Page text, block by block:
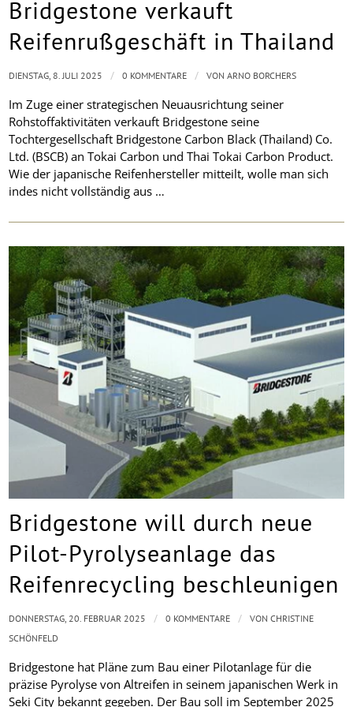
Bridgestone verkauft
Reifenrußgeschäft in Thailand
Im Zuge einer strategischen Neuausrichtung seiner
Rohstoffaktivitäten verkauft Bridgestone seine
Tochtergesellschaft Bridgestone Carbon Black (Thailand) Co.
Ltd. (BSCB) an Tokai Carbon und Thai Tokai Carbon Product.
Wie der japanische Reifenhersteller mitteilt, wolle man sich
indes nicht vollständig aus …
DIENSTAG, 8. JULI 2025 / 0 KOMMENTARE / VONARNO BORCHERS
Bridgestone will durch neue
Pilot-Pyrolyseanlage das
Reifenrecycling beschleunigen
Bridgestone hat Pläne zum Bau einer Pilotanlage für die
präzise Pyrolyse von Altreifen in seinem japanischen Werk in
Seki City bekannt gegeben. Der Bau soll im September 2025
DONNERSTAG, 20. FEBRUAR 2025 / 0 KOMMENTARE / VONCHRISTINE
SCHÖNFELD